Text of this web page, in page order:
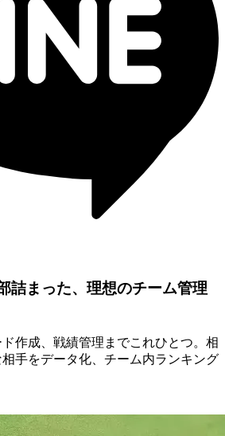
詰まった、理想のチーム管理
作成、戦績管理までこれひとつ。相
手をデータ化、チーム内ランキング